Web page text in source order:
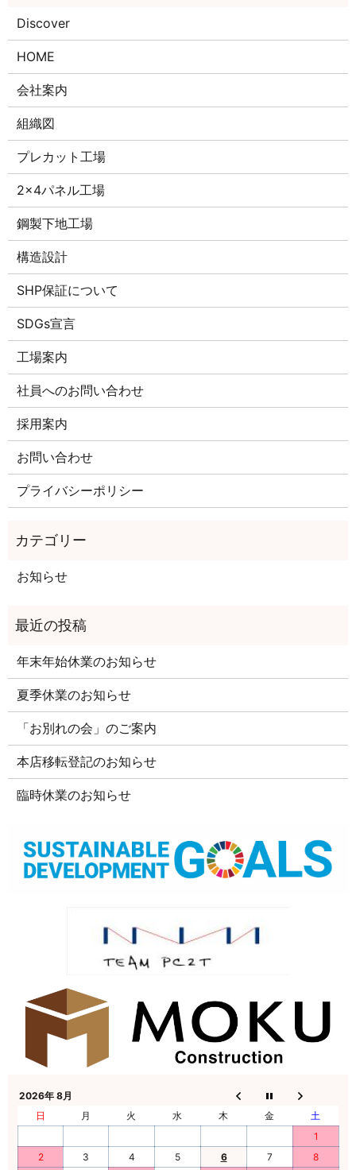
Discover
HOME
会社案内
組織図
プレカット工場
2×4パネル工場
鋼製下地工場
構造設計
SHP保証について
SDGs宣言
工場案内
社員へのお問い合わせ
採用案内
お問い合わせ
プライバシーポリシー
お知らせ
年末年始休業のお知らせ
夏季休業のお知らせ
「お別れの会」のご案内
本店移転登記のお知らせ
臨時休業のお知らせ
2026年 8月
日
月 火 水 木 金
土
1
2
3 4 5 6 7 8